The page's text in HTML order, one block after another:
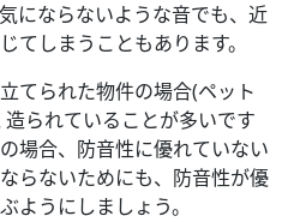
にならないような音でも、近
てしまうこともあります。
てられた物件の場合(ペット
られていることが多いです
場合、防音性に優れていない
らないためにも、防音性が優
ようにしましょう。